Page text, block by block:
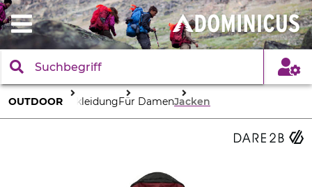
OUTDOOR BekleidungFür DamenJacken